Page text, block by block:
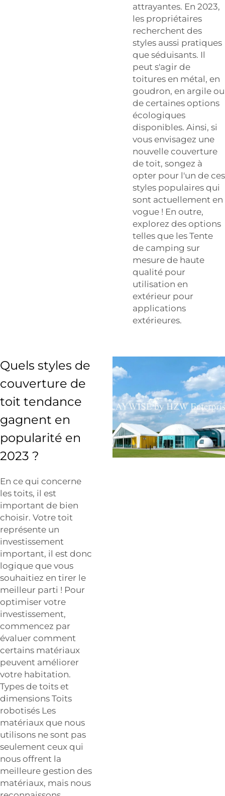
attrayantes. En 2023,
les propriétaires
recherchent des
styles aussi pratiques
que séduisants. Il
peut s'agir de
toitures en métal, en
goudron, en argile ou
de certaines options
écologiques
disponibles. Ainsi, si
vous envisagez une
nouvelle couverture
de toit, songez à
opter pour l'un de ces
styles populaires qui
sont actuellement en
vogue ! En outre,
explorez des options
telles que les Tente
de camping sur
mesure de haute
qualité pour
utilisation en
extérieur pour
applications
extérieures.
Quels styles de
couverture de
toit tendance
gagnent en
popularité en
2023 ?
En ce qui concerne
les toits, il est
important de bien
choisir. Votre toit
représente un
investissement
important, il est donc
logique que vous
souhaitiez en tirer le
meilleur parti ! Pour
optimiser votre
investissement,
commencez par
évaluer comment
certains matériaux
peuvent améliorer
votre habitation.
Types de toits et
dimensions Toits
robotisés Les
matériaux que nous
utilisons ne sont pas
seulement ceux qui
nous offrent la
meilleure gestion des
matériaux, mais nous